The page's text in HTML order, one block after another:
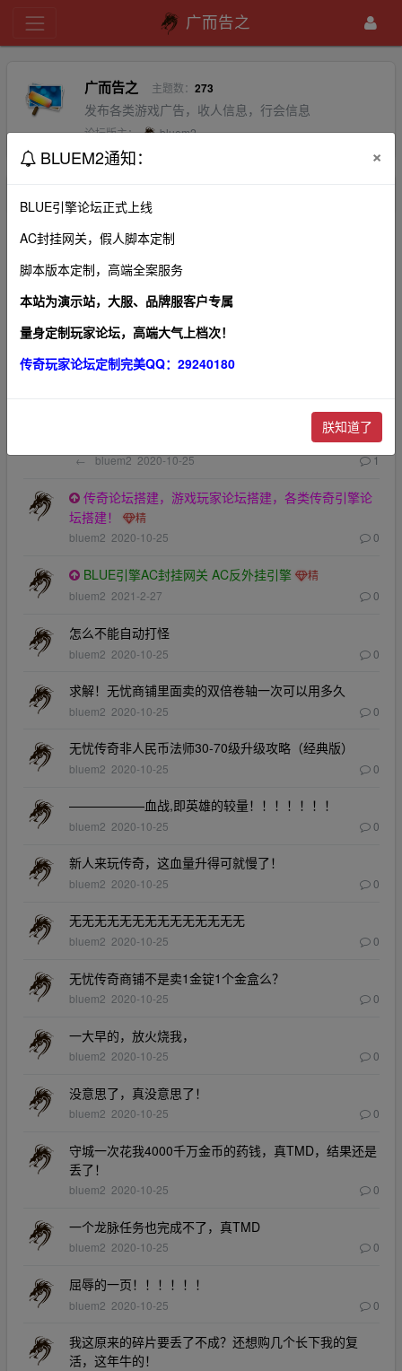
广而告之
广而告之 主题数： 273
发布各类游戏广告，收人信息，行会信息
论坛版主： bluem2
登录器客户端下载
← a＇传奇疯子-www.gom.v
新地图，新玩法，最新区【屠龙】正式来临！
← bluem2 2020-10-25
关于辅助，外挂，脱机处理问答?
传奇玩家论坛搭建定制，高端大气上档次，大服、品
← bluem2 2020-10-25 1
传奇论坛搭建，游戏玩家论坛搭建，各类传奇引擎论
坛搭建！
bluem2 2020-10-25 0
BLUE引擎AC封挂网关 AC反外挂引擎
bluem2 2021-2-27 0
怎么不能自动打怪
bluem2 2020-10-25 0
求解！无忧商铺里面卖的双倍卷轴一次可以用多久
bluem2 2020-10-25 0
无忧传奇非人民币法师30-70级升级攻略（经典版）
bluem2 2020-10-25 0
——————血战,即英雄的较量！！！！！！！
bluem2 2020-10-25 0
新人来玩传奇，这血量升得可就慢了！
bluem2 2020-10-25 0
无无无无无无无无无无无无无无
bluem2 2020-10-25 0
无忧传奇商铺不是卖1金锭1个金盒么？
bluem2 2020-10-25 0
一大早的，放火烧我，
bluem2 2020-10-25 0
没意思了，真没意思了！
bluem2 2020-10-25 0
守城一次花我4000千万金币的药钱，真TMD，结果还是
丢了！
bluem2 2020-10-25 0
一个龙脉任务也完成不了，真TMD
bluem2 2020-10-25 0
屈辱的一页！！！！！！
bluem2 2020-10-25 0
我这原来的碎片要丢了不成？还想购几个长下我的复
活，这年牛的！
BLUEM2通知： ×
BLUE引擎论坛正式上线
AC封挂网关，假人脚本定制
脚本版本定制，高端全案服务
本站为演示站，大服、品牌服客户专属
量身定制玩家论坛，高端大气上档次！
传奇玩家论坛定制完美QQ：29240180
朕知道了